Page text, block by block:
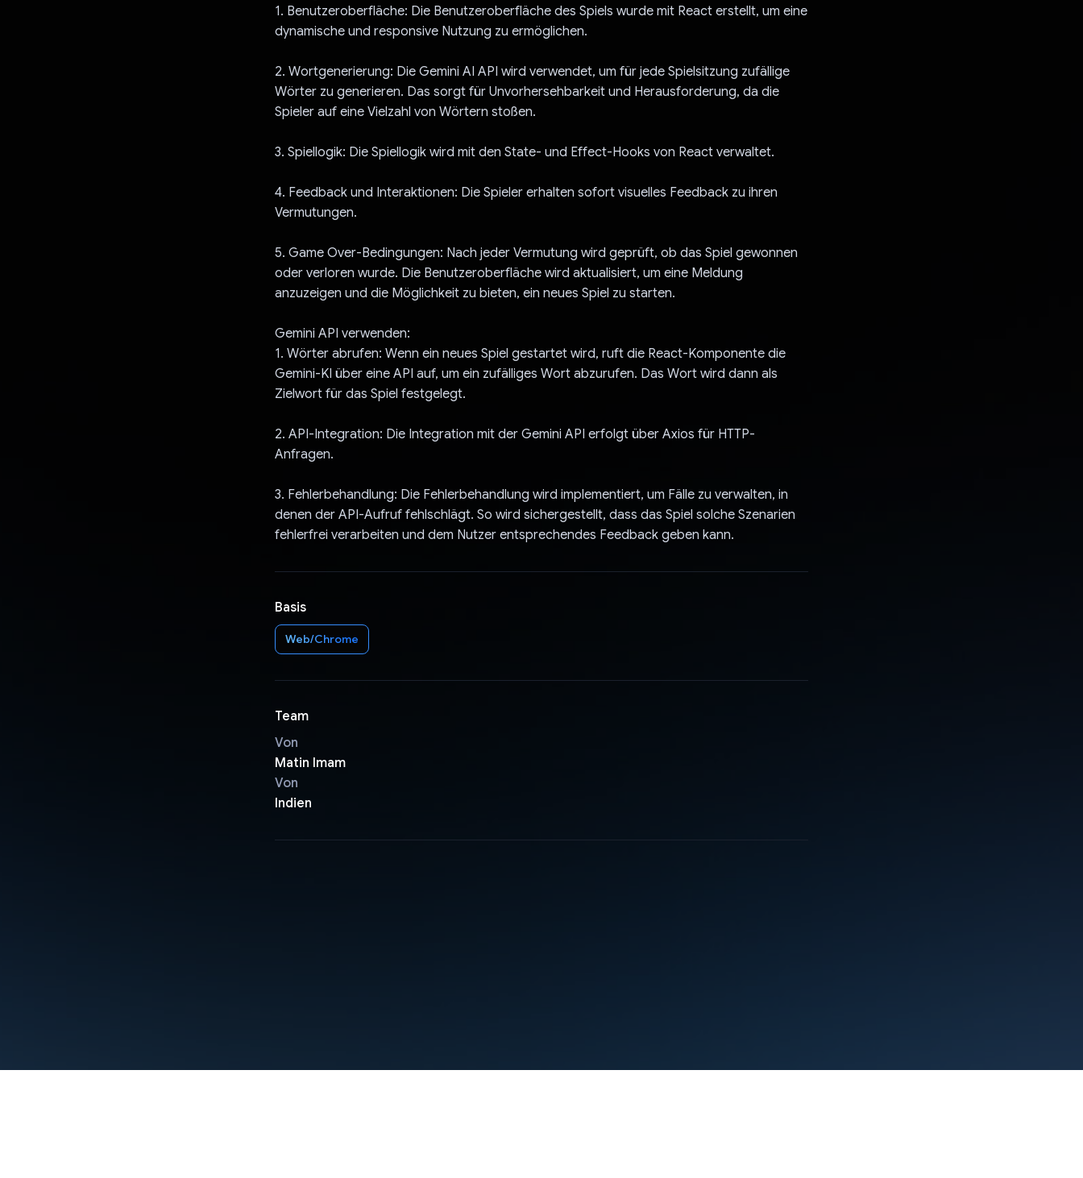
1. Benutzeroberfläche: Die Benutzeroberfläche des Spiels wurde mit React erstellt, um eine
dynamische und responsive Nutzung zu ermöglichen.
2. Wortgenerierung: Die Gemini AI API wird verwendet, um für jede Spielsitzung zufällige
Wörter zu generieren. Das sorgt für Unvorhersehbarkeit und Herausforderung, da die
Spieler auf eine Vielzahl von Wörtern stoßen.
3. Spiellogik: Die Spiellogik wird mit den State- und Effect-Hooks von React verwaltet.
4. Feedback und Interaktionen: Die Spieler erhalten sofort visuelles Feedback zu ihren
Vermutungen.
5. Game Over-Bedingungen: Nach jeder Vermutung wird geprüft, ob das Spiel gewonnen
oder verloren wurde. Die Benutzeroberfläche wird aktualisiert, um eine Meldung
anzuzeigen und die Möglichkeit zu bieten, ein neues Spiel zu starten.
Gemini API verwenden:
1. Wörter abrufen: Wenn ein neues Spiel gestartet wird, ruft die React-Komponente die
Gemini-KI über eine API auf, um ein zufälliges Wort abzurufen. Das Wort wird dann als
Zielwort für das Spiel festgelegt.
2. API-Integration: Die Integration mit der Gemini API erfolgt über Axios für HTTP-
Anfragen.
3. Fehlerbehandlung: Die Fehlerbehandlung wird implementiert, um Fälle zu verwalten, in
denen der API-Aufruf fehlschlägt. So wird sichergestellt, dass das Spiel solche Szenarien
fehlerfrei verarbeiten und dem Nutzer entsprechendes Feedback geben kann.
Basis
Web/Chrome
Team
Von
Matin Imam
Von
Indien